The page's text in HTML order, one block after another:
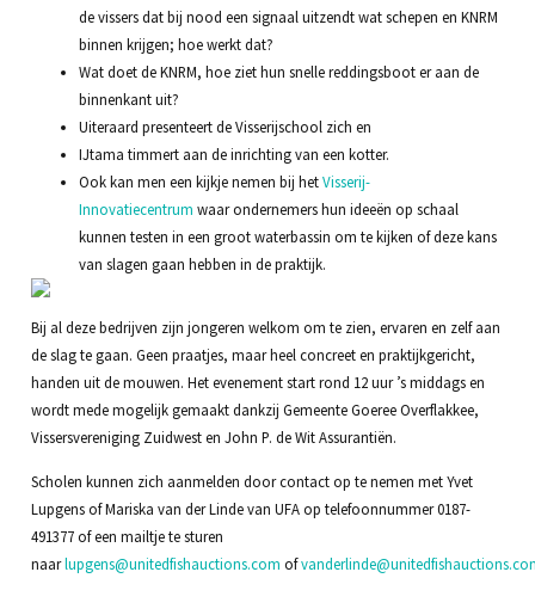
de vissers dat bij nood een signaal uitzendt wat schepen en KNRM
binnen krijgen; hoe werkt dat?
Wat doet de KNRM, hoe ziet hun snelle reddingsboot er aan de
binnenkant uit?
Uiteraard presenteert de Visserijschool zich en
IJtama timmert aan de inrichting van een kotter.
Ook kan men een kijkje nemen bij hetVisserij-
Innovatiecentrum waar ondernemers hun ideeën op schaal
kunnen testen in een groot waterbassin om te kijken of deze kans
van slagen gaan hebben in de praktijk.
Bij al deze bedrijven zijn jongeren welkom om te zien, ervaren en zelf aan
de slag te gaan. Geen praatjes, maar heel concreet en praktijkgericht,
handen uit de mouwen. Het evenement start rond 12 uur ’s middags en
wordt mede mogelijk gemaakt dankzij Gemeente Goeree Overflakkee,
Vissersvereniging Zuidwest en John P. de Wit Assurantiën.
Scholen kunnen zich aanmelden door contact op te nemen met Yvet
Lupgens of Mariska van der Linde van UFA op telefoonnummer 0187-
491377 of een mailtje te sturen
naarlupgens@unitedfishauctions.com of